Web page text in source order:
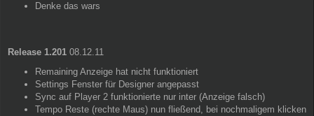
Denke das wars
Release 1.201 08.12.11
Remaining Anzeige hat nicht funktioniert
Settings Fenster für Designer angepasst
Sync auf Player 2 funktionierte nur inter (Anzeige falsch)
Tempo Reste (rechte Maus) nun fließend, bei nochmaligem klicken